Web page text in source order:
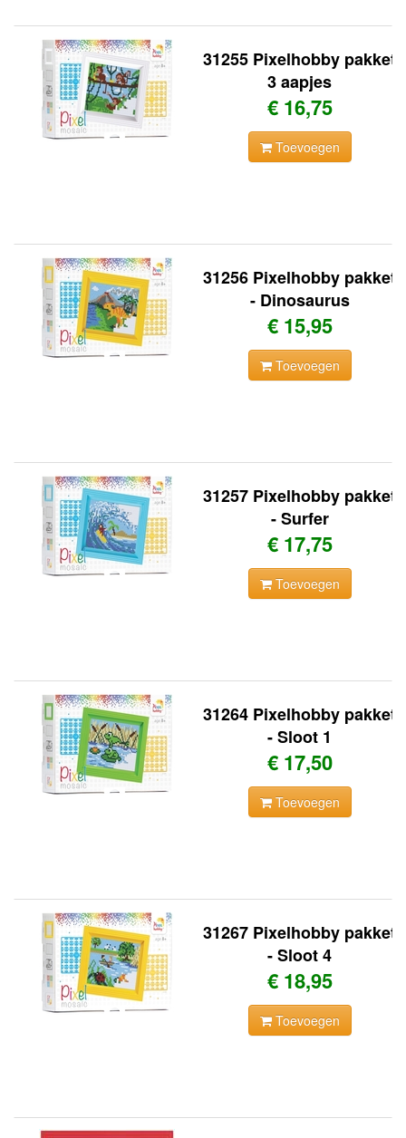
31255 Pixelhobby pakket
3 aapjes
€ 16,75
Toevoegen
31256 Pixelhobby pakket
- Dinosaurus
€ 15,95
Toevoegen
31257 Pixelhobby pakket
- Surfer
€ 17,75
Toevoegen
31264 Pixelhobby pakket
- Sloot 1
€ 17,50
Toevoegen
31267 Pixelhobby pakket
- Sloot 4
€ 18,95
Toevoegen